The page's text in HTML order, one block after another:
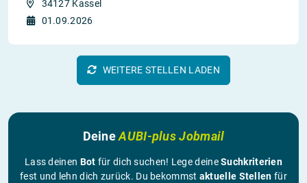
34127 Kassel
01.09.2026
WEITERE STELLEN LADEN
DeineAUBI-plus Jobmail
Lass deinen Bot für dich suchen! Lege deineSuchkriterien
fest und lehn dich zurück. Du bekommst aktuelle Stellen für